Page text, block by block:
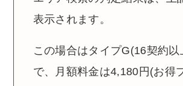
表示されます。
この場合はタイプG(16契約以
で、月額料金は4,180円(お得